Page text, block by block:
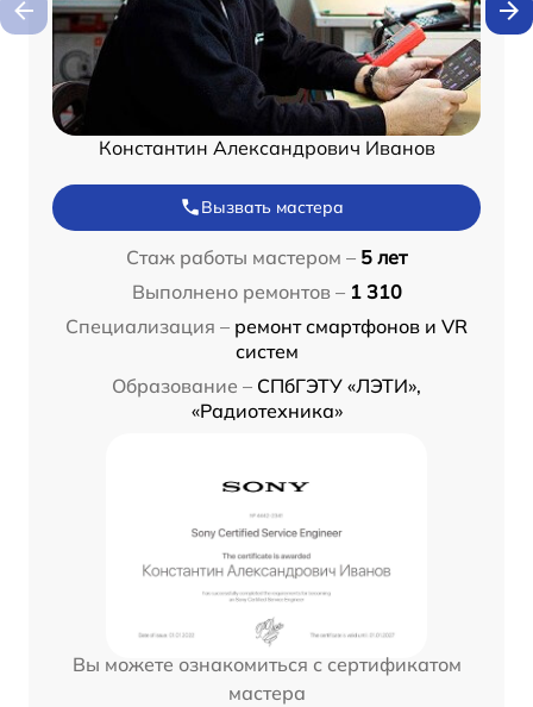
Константин Александрович Иванов
Вызвать мастера
Стаж работы мастером – 5 лет
Выполнено ремонтов – 1 310
Специализация – ремонт смартфонов и VR
систем
Образование – СПбГЭТУ «ЛЭТИ»,
«Радиотехника»
Вы можете ознакомиться с сертификатом
мастера